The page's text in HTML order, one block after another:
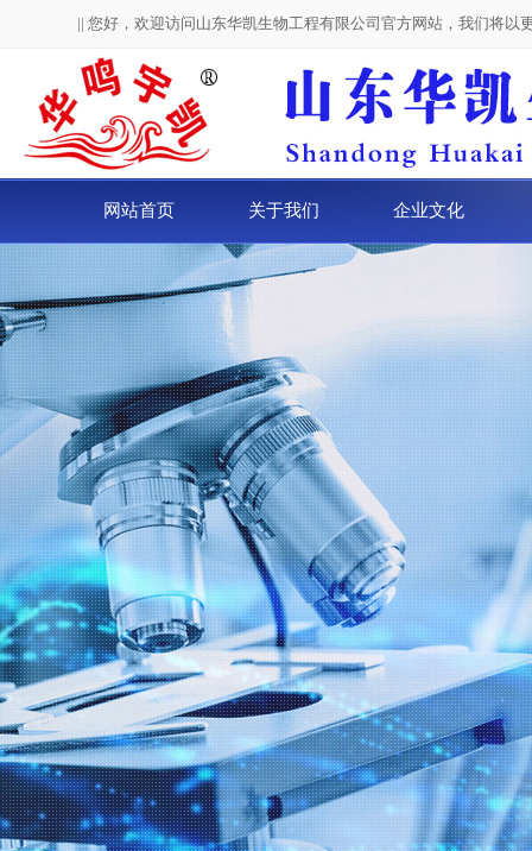
|| 您好，欢迎访问山东华凯生物工程有限公司官方网站，我们将以
网站首页 关于我们 企业文化